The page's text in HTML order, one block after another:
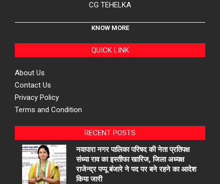
CG TEHELKA
KNOW MORE
QUICK LINK
About Us
Contact Us
Privacy Policy
Terms and Condition
RECENT POSTS
नवापारा नगर पालिका परिषद की नेता प्रतिपक्ष
संध्या राव का इस्तीफा खारिज, जिला अध्यक्ष
राजेन्द्र पप्पू बंजारे ने पद पर बने रहने का आदेश
किया जारी